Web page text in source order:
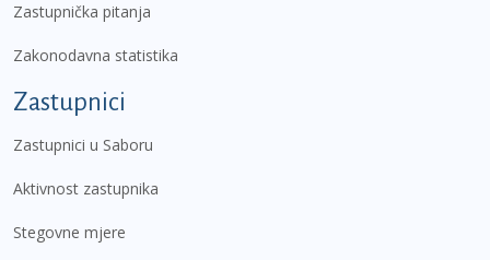
Zastupnička pitanja
Zakonodavna statistika
Zastupnici
Zastupnici u Saboru
Aktivnost zastupnika
Stegovne mjere